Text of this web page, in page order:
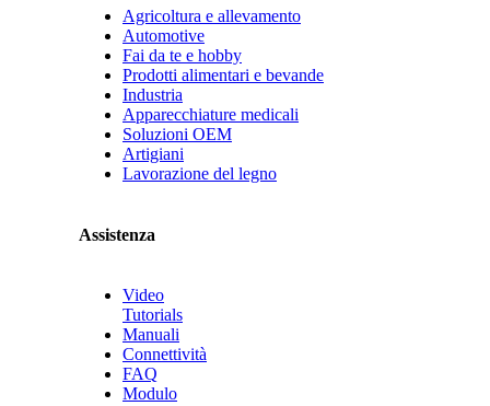
Agricoltura e allevamento
Automotive
Fai da te e hobby
Prodotti alimentari e bevande
Industria
Apparecchiature medicali
Soluzioni OEM
Artigiani
Lavorazione del legno
Assistenza
Video
Tutorials
Manuali
Connettività
FAQ
Modulo